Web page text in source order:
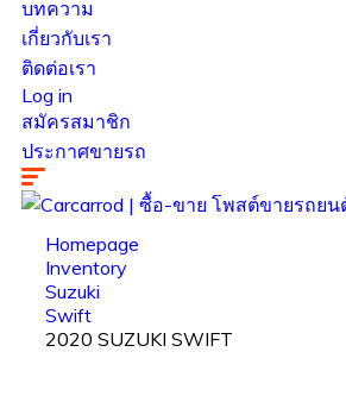
บทความ
เกี่ยวกับเรา
ติดต่อเรา
Log in
สมัครสมาชิก
ประกาศขายรถ
Homepage
Inventory
Suzuki
Swift
2020 SUZUKI SWIFT